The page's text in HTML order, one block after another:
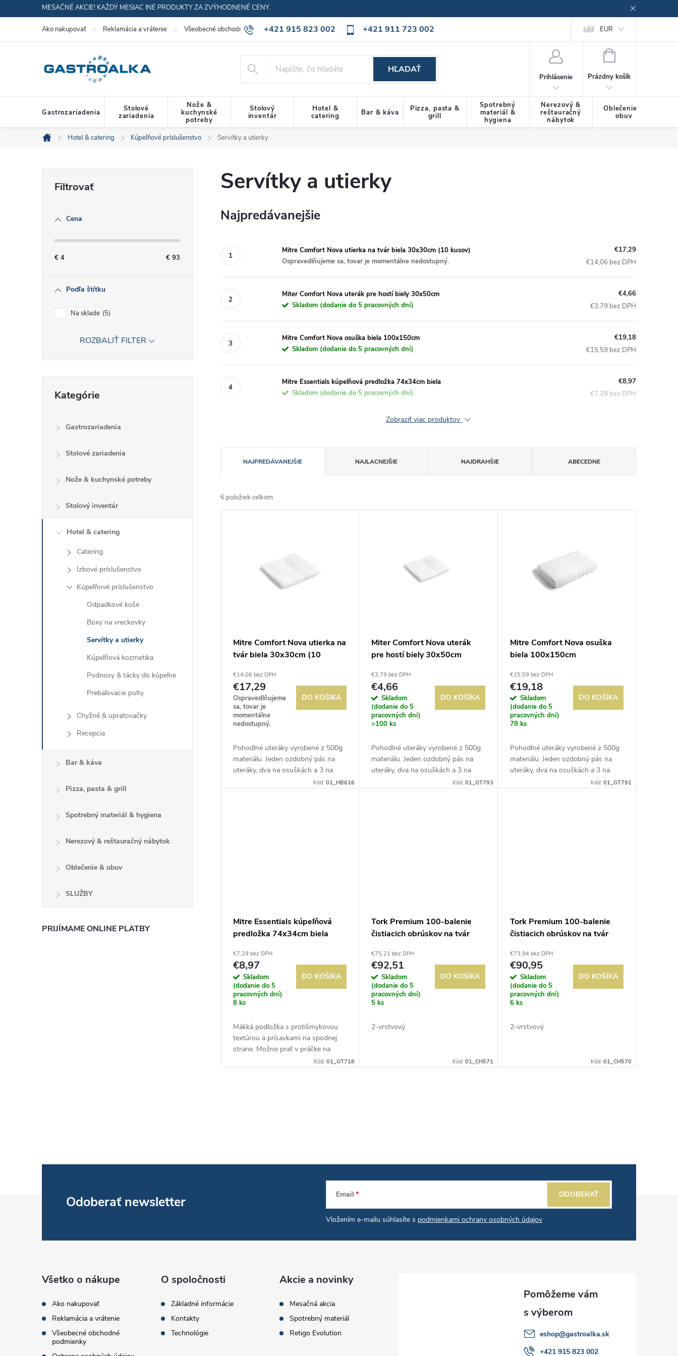
na
MESAČNÉ AKCIE! KAŽDÝ MESIAC INÉ PRODUKTY ZA ZVÝHODNENÉ CENY.
+421 915 823 002 +421 911 723 002
Ako nakupovať Reklamácia a vrátenie Všeobecné obchodné podmienky Ochrana osobných údajov Cookies policy EUR
HĽADAŤ
Prihlásenie
NÁKUPNÝ
Prázdny košík
Gastrozariadenia
Stolové
zariadenia
Nože &
kuchynské
potreby
Stolový
inventár
Hotel &
catering
Bar & káva
Pizza, pasta &
grill
Spotrebný
materiál &
hygiena
Nerezový &
reštauračný
nábytok
Oblečenie &
obuv
Domov
Hotel & catering Kúpeľňové príslušenstvo Servítky a utierky
n
e
Cena
€ 4 € 93
Podľa štítku
Na sklade 5
ROZBALIŤ FILTER
kategórie
Kategórie
Gastrozariadenia
Stolové zariadenia
Nože & kuchynské potreby
Stolový inventár
Hotel & catering
Catering
Izbové príslušenstvo
Kúpeľňové príslušenstvo
Odpadkové koše
Boxy na vreckovky
Servítky a utierky
Kúpeľňová kozmetika
Podnosy & tácky do kúpeľne
Prebaľovacie pulty
Chyžné & upratovačky
Recepcia
Bar & káva
Pizza, pasta & grill
Spotrebný materiál & hygiena
Nerezový & reštauračný nábytok
Oblečenie & obuv
SLUŽBY
PRIJÍMAME ONLINE PLATBY
Servítky a utierky
Najpredávanejšie
Mitre Comfort Nova utierka na tvár biela 30x30cm (10 kusov)
Ospravedlňujeme sa, tovar je momentálne nedostupný.
€17,29
€14,06 bez DPH
Miter Comfort Nova uterák pre hostí biely 30x50cm
Skladom (dodanie do 5 pracovných dní)
€4,66
€3,79 bez DPH
Mitre Comfort Nova osuška biela 100x150cm
Skladom (dodanie do 5 pracovných dní)
€19,18
€15,59 bez DPH
Mitre Essentials kúpeľňová predložka 74x34cm biela
Skladom (dodanie do 5 pracovných dní)
€8,97
€7,29 bez DPH
Zobraziť viac produktov
a
d
t
NAJPREDÁVANEJŠIE NAJLACNEJŠIE NAJDRAHŠIE ABECEDNE
6 položiek celkom
Mitre Comfort Nova utierka na
tvár biela 30x30cm (10
€14,06 bez DPH
€17,29
Ospravedlňujeme
sa, tovar je
momentálne
nedostupný.
DO KOŠÍKA
Pohodlné uteráky vyrobené z 500g
materiálu. Jeden ozdobný pás na
uteráky, dva na osuškách a 3 na
Kód:01_HB616
Miter Comfort Nova uterák
pre hostí biely 30x50cm
€3,79 bez DPH
€4,66
Skladom
(dodanie do 5
pracovných dní)
>100 ks
DO KOŠÍKA
Pohodlné uteráky vyrobené z 500g
materiálu. Jeden ozdobný pás na
uteráky, dva na osuškách a 3 na
Kód: 01_GT793
Mitre Comfort Nova osuška
biela 100x150cm
€15,59 bez DPH
€19,18
Skladom
(dodanie do 5
pracovných dní)
78 ks
DO KOŠÍKA
Pohodlné uteráky vyrobené z 500g
materiálu. Jeden ozdobný pás na
uteráky, dva na osuškách a 3 na
Kód: 01_GT791
Mitre Essentials kúpeľňová
predložka 74x34cm biela
€7,29 bez DPH
€8,97
Skladom
(dodanie do 5
pracovných dní)
8 ks
DO KOŠÍKA
Mäkká podložka s protišmykovou
textúrou a prísavkami na spodnej
strane. Možno prať v práčke na
40°C. Určené pre hladké podlahy.
Kód:01_GT718
Tork Premium 100-balenie
čistiacich obrúskov na tvár
kusov)
€75,21 bez DPH
€92,51
Skladom
(dodanie do 5
pracovných dní)
5 ks
DO KOŠÍKA
2-vrstvový
Kód: 01_CH571
Tork Premium 100-balenie
čistiacich obrúskov na tvár
kusov)
€73,94 bez DPH
€90,95
Skladom
(dodanie do 5
pracovných dní)
6 ks
DO KOŠÍKA
2-vrstvový
Kód: 01_CH570
á
i
p
r
Odoberať newsletter Email
Vložením e-mailu súhlasíte s podmienkami ochrany osobných údajov
ODOBERAŤ
Všetko o nákupe
Ako nakupovať
Reklamácia a vrátenie
Všeobecné obchodné
podmienky
O spoločnosti
Základné informácie
Kontakty
Technológie
Akcie a novinky
Mesačná akcia
Spotrebný materiál
Retigo Evolution
eshop@gastroalka.sk
+421 915 823 002